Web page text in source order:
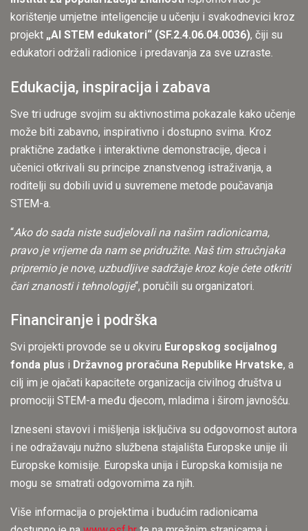
korištenje umjetne inteligencije u učenju i svakodnevici kroz
projekt „AI STEM edukatori“ (SF.2.4.06.04.0036), čiji su
edukatori održali radionice i predavanja za sve uzraste.
Edukacija, inspiracija i zabava
Sve tri udruge svojim su aktivnostima pokazale kako učenje
može biti zabavno, inspirativno i dostupno svima. Kroz
praktične zadatke i interaktivne demonstracije, djeca i
učenici otkrivali su principe znanstvenog istraživanja, a
roditelji su dobili uvid u suvremene metode poučavanja
STEM-a.
“Ako do sada niste sudjelovali na našim radionicama,
pravo je vrijeme da nam se pridružite. Naš tim stručnjaka
pripremio je nove, uzbudljive sadržaje kroz koje ćete otkriti
čari znanosti i tehnologije“, poručili su organizatori.
Financiranje i podrška
Svi projekti provode se u okviru Europskog socijalnog
fonda plus i Državnog proračuna Republike Hrvatske, a
cilj im je ojačati kapacitete organizacija civilnog društva u
promociji STEM-a među djecom, mladima i širom javnošću.
Izneseni stavovi i mišljenja isključiva su odgovornost autora
i ne odražavaju nužno službena stajališta Europske unije ili
Europske komisije. Europska unija i Europska komisija ne
mogu se smatrati odgovornima za njih.
Više informacija o projektima i budućim radionicama